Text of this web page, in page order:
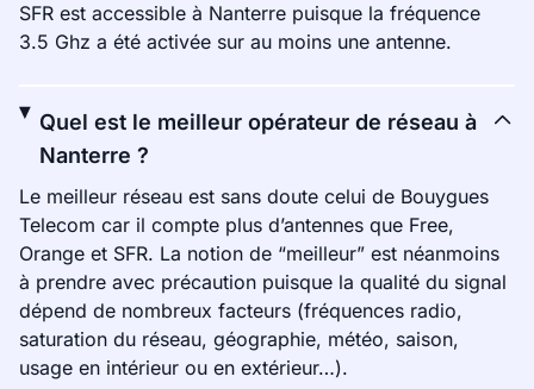
SFR est accessible à Nanterre puisque la fréquence
3.5 Ghz a été activée sur au moins une antenne.
Quel est le meilleur opérateur de réseau à
Nanterre ?
Le meilleur réseau est sans doute celui de Bouygues
Telecom car il compte plus d’antennes que Free,
Orange et SFR. La notion de “meilleur” est néanmoins
à prendre avec précaution puisque la qualité du signal
dépend de nombreux facteurs (fréquences radio,
saturation du réseau, géographie, météo, saison,
usage en intérieur ou en extérieur…).